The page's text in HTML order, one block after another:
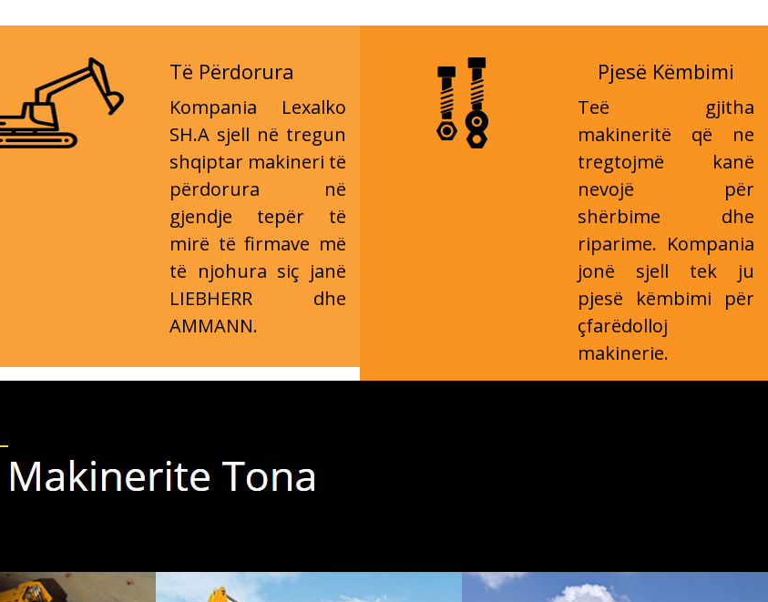
Të Përdorura
Kompania Lexalko
SH.A sjell në tregun
shqiptar makineri të
përdorura në
gjendje tepër të
mirë të firmave më
të njohura siç janë
LIEBHERR dhe
AMMANN.
Pjesë Këmbimi
Teë gjitha
makineritë që ne
tregtojmë kanë
nevojë për
shërbime dhe
riparime. Kompania
jonë sjell tek ju
pjesë këmbimi për
çfarëdolloj
makinerie.